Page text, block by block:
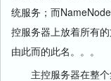
统服务；而
控服务器上放着所有
由此而的此名。。。
主控服务器在整个